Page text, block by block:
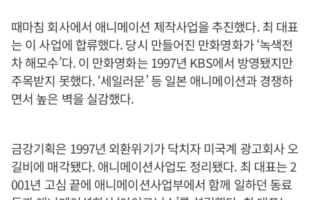
때마침 회사에서 애니메이션 제작사업을 추진했다. 최 대표
는 이 사업에 합류했다. 당시 만들어진 만화영화가 ‘녹색전
차 해모수’다. 이 만화영화는 1997년 KBS에서 방영됐지만
주목받지 못했다. ‘세일러문’ 등 일본 애니메이션과 경쟁하
면서 높은 벽을 실감했다.
금강기획은 1997년 외환위기가 닥치자 미국계 광고회사 오
길비에 매각됐다. 애니메이션사업도 정리됐다. 최 대표는 2
001년 고심 끝에 애니메이션사업부에서 함께 일하던 동료